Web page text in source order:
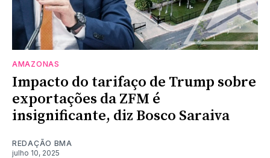
AMAZONAS
Impacto do tarifaço de Trump sobre
exportações da ZFM é
insignificante, diz Bosco Saraiva
REDAÇÃO BMA
julho 10, 2025